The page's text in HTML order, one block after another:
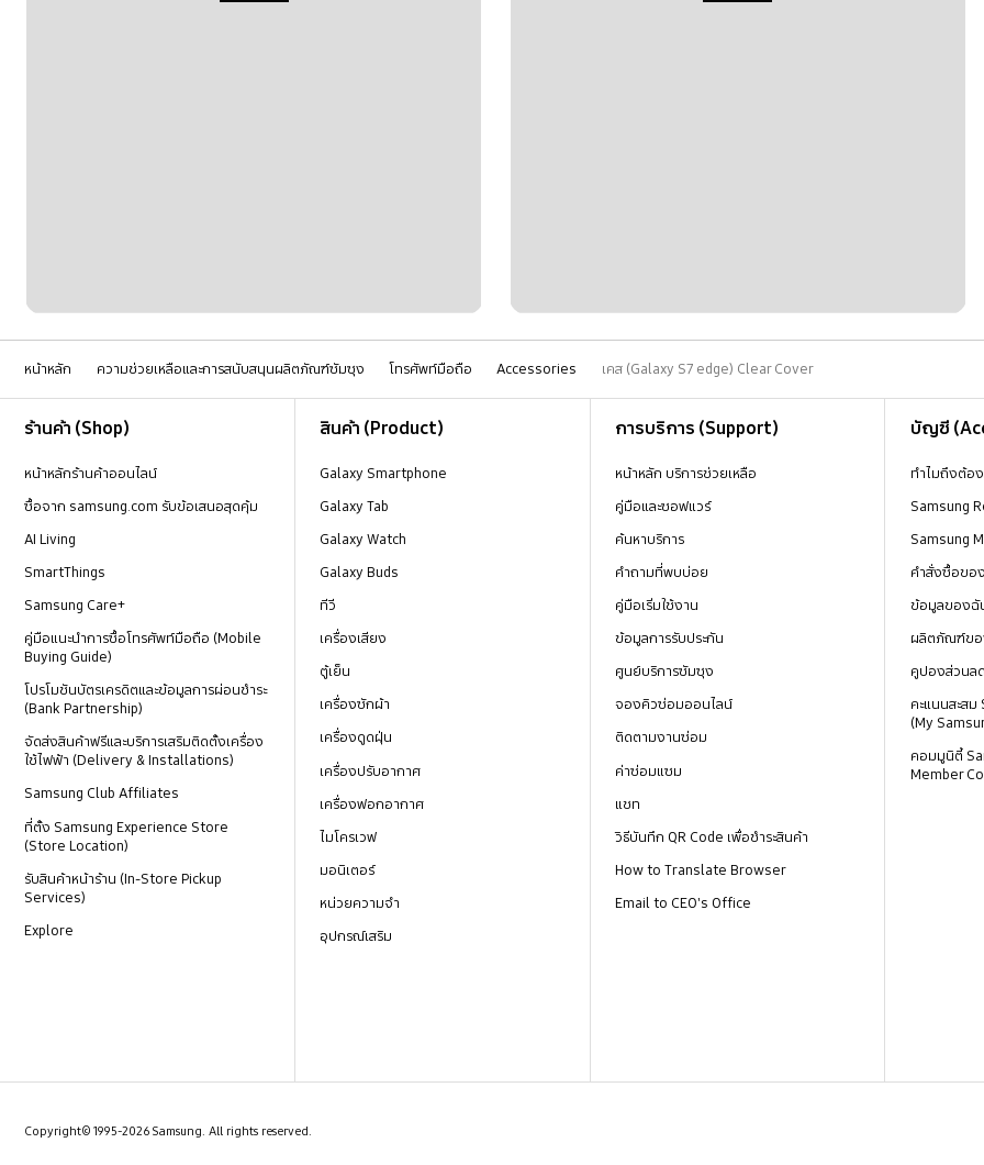
หน้าหลัก ความช่วยเหลือและการสนับสนุนผลิตภัณฑ์ซัมซุง โทรศัพท์มือถือ Accessories เคส (Galaxy S7 edge) Clear Cover
ร้านค้า (Shop)
หน้าหลักร้านค้าออนไลน์
ซื้อจาก samsung.com รับข้อเสนอสุดคุ้ม
AI Living
SmartThings
Samsung Care+
คู่มือแนะนำการซื้อโทรศัพท์มือถือ (Mobile
Buying Guide)
โปรโมชันบัตรเครดิตและข้อมูลการผ่อนชำระ
(Bank Partnership)
จัดส่งสินค้าฟรีและบริการเสริมติดตั้งเครื่อง
ใช้ไฟฟ้า (Delivery & Installations)
Samsung Club Affiliates
ที่ตั้ง Samsung Experience Store
(Store Location)
รับสินค้าหน้าร้าน (In-Store Pickup
Services)
Explore
สินค้า (Product)
Galaxy Smartphone
Galaxy Tab
Galaxy Watch
Galaxy Buds
ทีวี
เครื่องเสียง
ตู้เย็น
เครื่องซักผ้า
เครื่องดูดฝุ่น
เครื่องปรับอากาศ
เครื่องฟอกอากาศ
ไมโครเวฟ
มอนิเตอร์
หน่วยความจำ
อุปกรณ์เสริม
การบริการ (Support)
หน้าหลัก บริการช่วยเหลือ
คู่มือและซอฟแวร์
ค้นหาบริการ
คำถามที่พบบ่อย
คู่มือเริ่มใช้งาน
ข้อมูลการรับประกัน
ศูนย์บริการซัมซุง
จองคิวซ่อมออนไลน์
ติดตามงานซ่อม
ค่าซ่อมแซม
แชท
วิธีบันทึก QR Code เพื่อชำระสินค้า
How to Translate Browser
Email to CEO's Office
บัญชี
ทำไมถึงต้อ
Samsung
Samsung
คำสั่งซื้อขอ
ข้อมูลของฉั
ผลิตภัณฑ์ขอ
คูปองส่วนล
คะแนนสะส
(My
คอมมูนิตี้
Member
Copyright© 1995-2026 Samsung. All rights reserved.